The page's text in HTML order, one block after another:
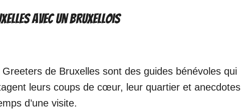
avec un bruxellois
Greeters de Bruxelles sont des guides bénévoles qui
leurs coups de cœur, leur quartier et anecdotes
d’une visite.